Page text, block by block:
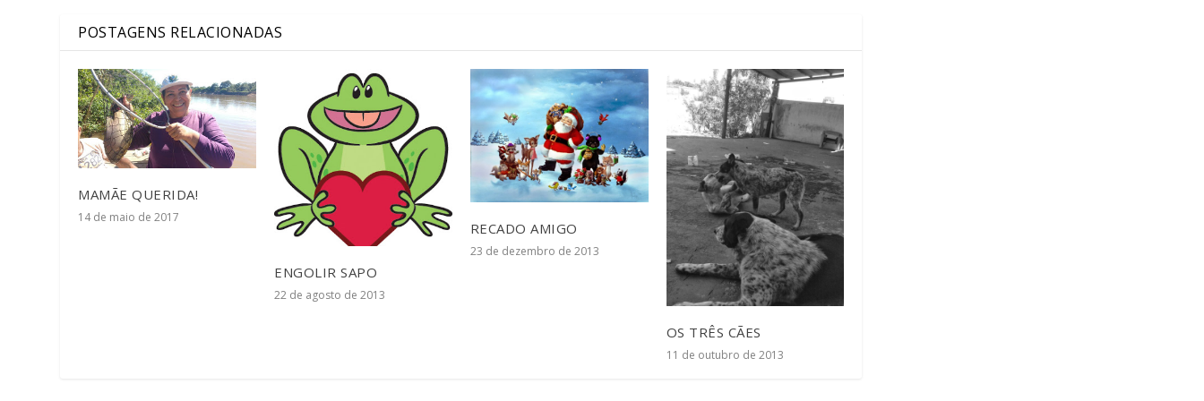
POSTAGENS RELACIONADAS
MAMÃE QUERIDA!
14 de maio de 2017
ENGOLIR SAPO
22 de agosto de 2013
RECADO AMIGO
23 de dezembro de 2013
OS TRÊS CÃES
11 de outubro de 2013